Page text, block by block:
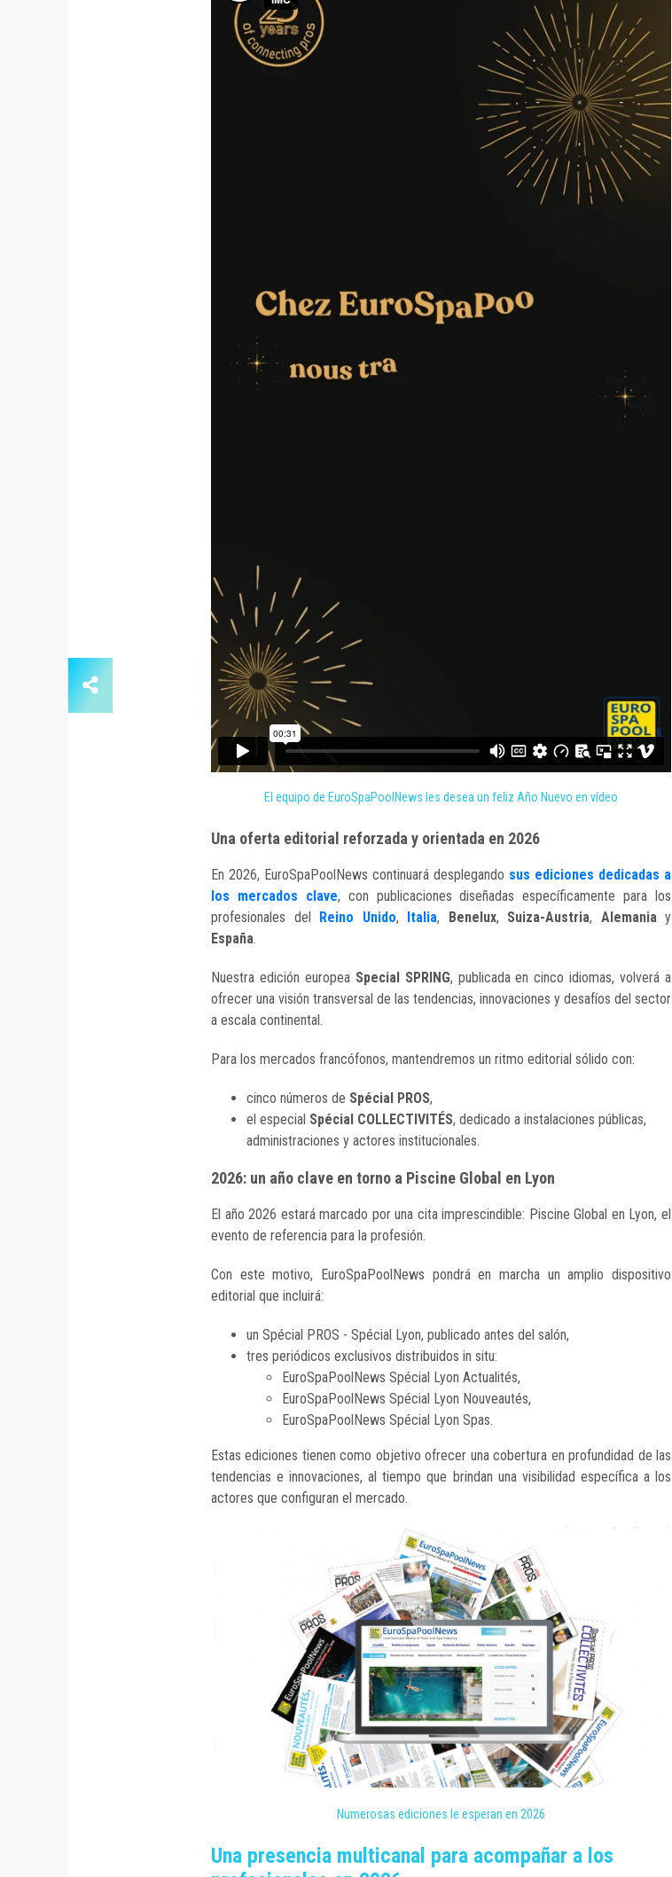
El equipo de EuroSpaPoolNews les desea un feliz Año Nuevo en vídeo
Una oferta editorial reforzada y orientada en 2026
En 2026, EuroSpaPoolNews continuará desplegando sus ediciones dedicadas a
los mercados clave, con publicaciones diseñadas específicamente para los
profesionales del Reino Unido, Italia, Benelux, Suiza-Austria, Alemania y
España.
Nuestra edición europea Special SPRING, publicada en cinco idiomas, volverá a
ofrecer una visión transversal de las tendencias, innovaciones y desafíos del sector
a escala continental.
Para los mercados francófonos, mantendremos un ritmo editorial sólido con:
cinco números de Spécial PROS,
el especial Spécial COLLECTIVITÉS, dedicado a instalaciones públicas,
administraciones y actores institucionales.
2026: un año clave en torno a Piscine Global en Lyon
El año 2026 estará marcado por una cita imprescindible: Piscine Global en Lyon, el
evento de referencia para la profesión.
Con este motivo, EuroSpaPoolNews pondrá en marcha un amplio dispositivo
editorial que incluirá:
un Spécial PROS - Spécial Lyon, publicado antes del salón,
tres periódicos exclusivos distribuidos in situ:
EuroSpaPoolNews Spécial Lyon Actualités,
EuroSpaPoolNews Spécial Lyon Nouveautés,
EuroSpaPoolNews Spécial Lyon Spas.
Estas ediciones tienen como objetivo ofrecer una cobertura en profundidad de las
tendencias e innovaciones, al tiempo que brindan una visibilidad específica a los
actores que configuran el mercado.
Numerosas ediciones le esperan en 2026
Una presencia multicanal para acompañar a los